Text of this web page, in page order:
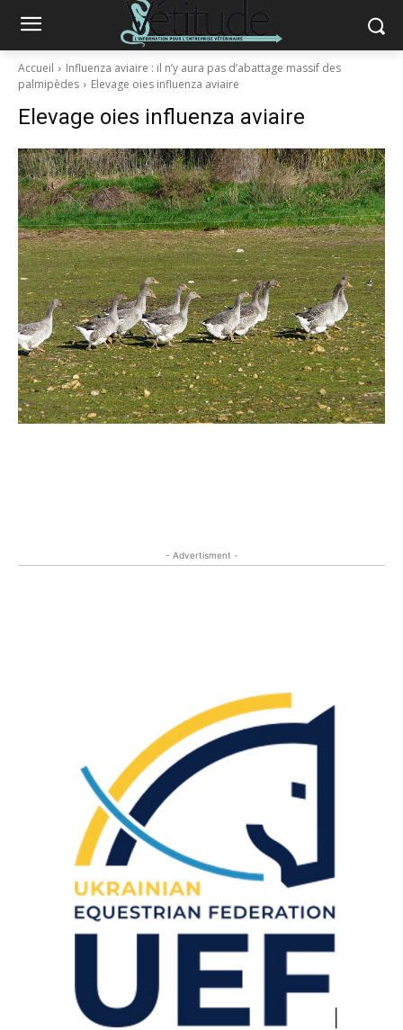
Accueil
Influenza aviaire : il n’y aura pas d’abattage massif des
palmipèdes
Elevage oies influenza aviaire
Elevage oies influenza aviaire
- Advertisment -